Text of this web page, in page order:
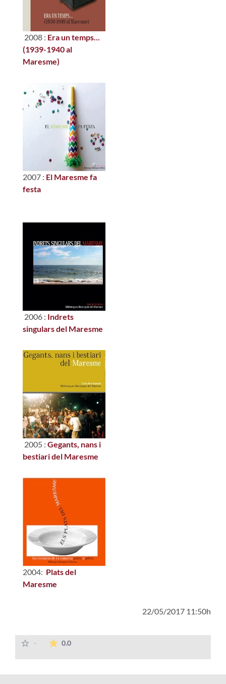
2008 : Era un temps...
(1939-1940 al
Maresme)
2007 : El Maresme fa
festa
2006 : Indrets
singulars del Maresme
2005 : Gegants, nans i
bestiari del Maresme
2004: Plats del
Maresme
22/05/2017 11:50h
- 0.0La valoración media es de 0 estrellas de 5.